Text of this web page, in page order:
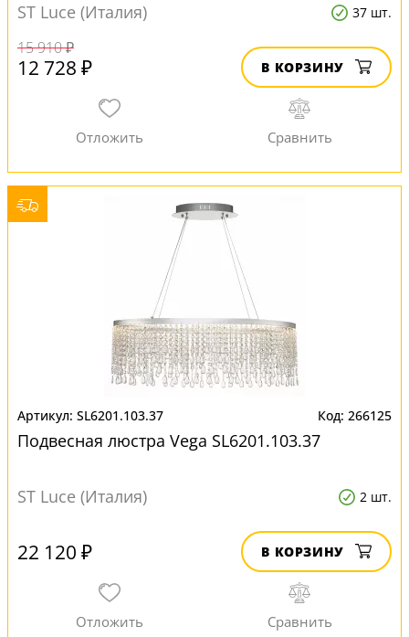
ST Luce (Италия) 37 шт.
15 910 ₽
12 728 ₽ В КОРЗИНУ
SL6201.103.37 266125
Подвесная люстра Vega SL6201.103.37
ST Luce (Италия) 2 шт.
22 120 ₽ В КОРЗИНУ